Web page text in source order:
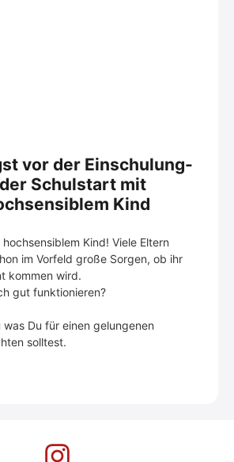
vor der Einschulung-
Schulstart mit
Kind
Kind! Viele Eltern
im Vorfeld große Sorgen, ob ihr
kommen wird.
gut funktionieren?
was Du für einen gelungenen
solltest.